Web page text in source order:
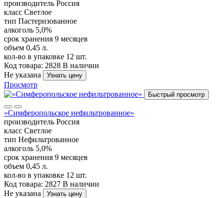
производитель Россия
класс Светлое
тип Пастеризованное
алкоголь 5,0%
срок хранения 9 месяцев
объем 0,45 л.
кол-во в упаковке 12 шт.
Код товара: 2828 В наличии
Не указана
Узнать цену
Просмотр
Быстрый просмотр
«Симферопольское нефильтрованное»
производитель Россия
класс Светлое
тип Нефильтрованное
алкоголь 5,0%
срок хранения 9 месяцев
объем 0,45 л.
кол-во в упаковке 12 шт.
Код товара: 2827 В наличии
Не указана
Узнать цену